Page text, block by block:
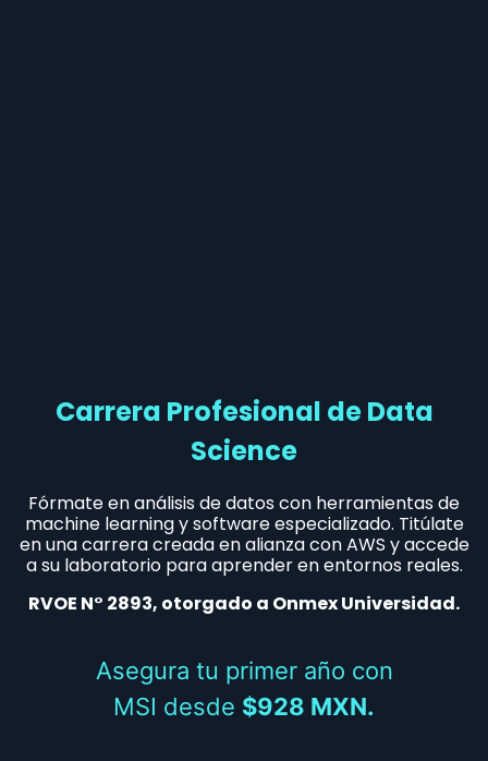
Carrera Profesional de Data
Science
Fórmate en análisis de datos con herramientas de
machine learning y software especializado. Titúlate
en una carrera creada en alianza con AWS y accede
a su laboratorio para aprender en entornos reales.
RVOE N° 2893, otorgado a Onmex Universidad.
Asegura tu primer año con
MSI desde $928 MXN.